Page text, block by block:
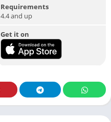
Requirements
4.4 and up
Get it on